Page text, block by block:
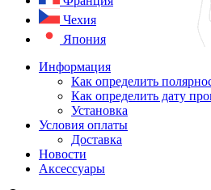
Чехия
Япония
Информация
Как определить
Как определить дату
Установка
Условия оплаты
Доставка
Новости
Аксессуары